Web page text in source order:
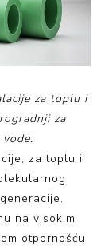
za toplu i
za
za toplu i
na visokim
otpornošću